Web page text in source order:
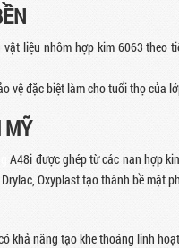
vật liệu nhôm hợp kim 6063 theo
vệ đặc biệt làm cho tuổi thọ của
MỸ
A48i được ghép từ các nan hợp
Oxyplast tạo thành bề mặt
khả năng tạo khe thoáng linh